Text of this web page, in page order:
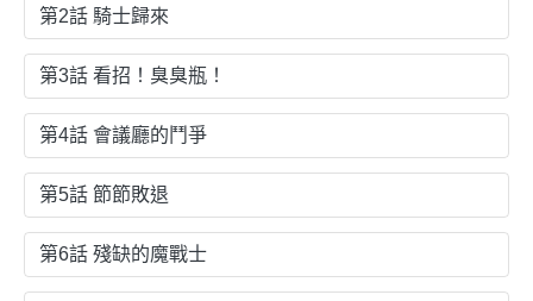
第2話 騎士歸來
第3話 看招！臭臭瓶！
第4話 會議廳的鬥爭
第5話 節節敗退
第6話 殘缺的魔戰士